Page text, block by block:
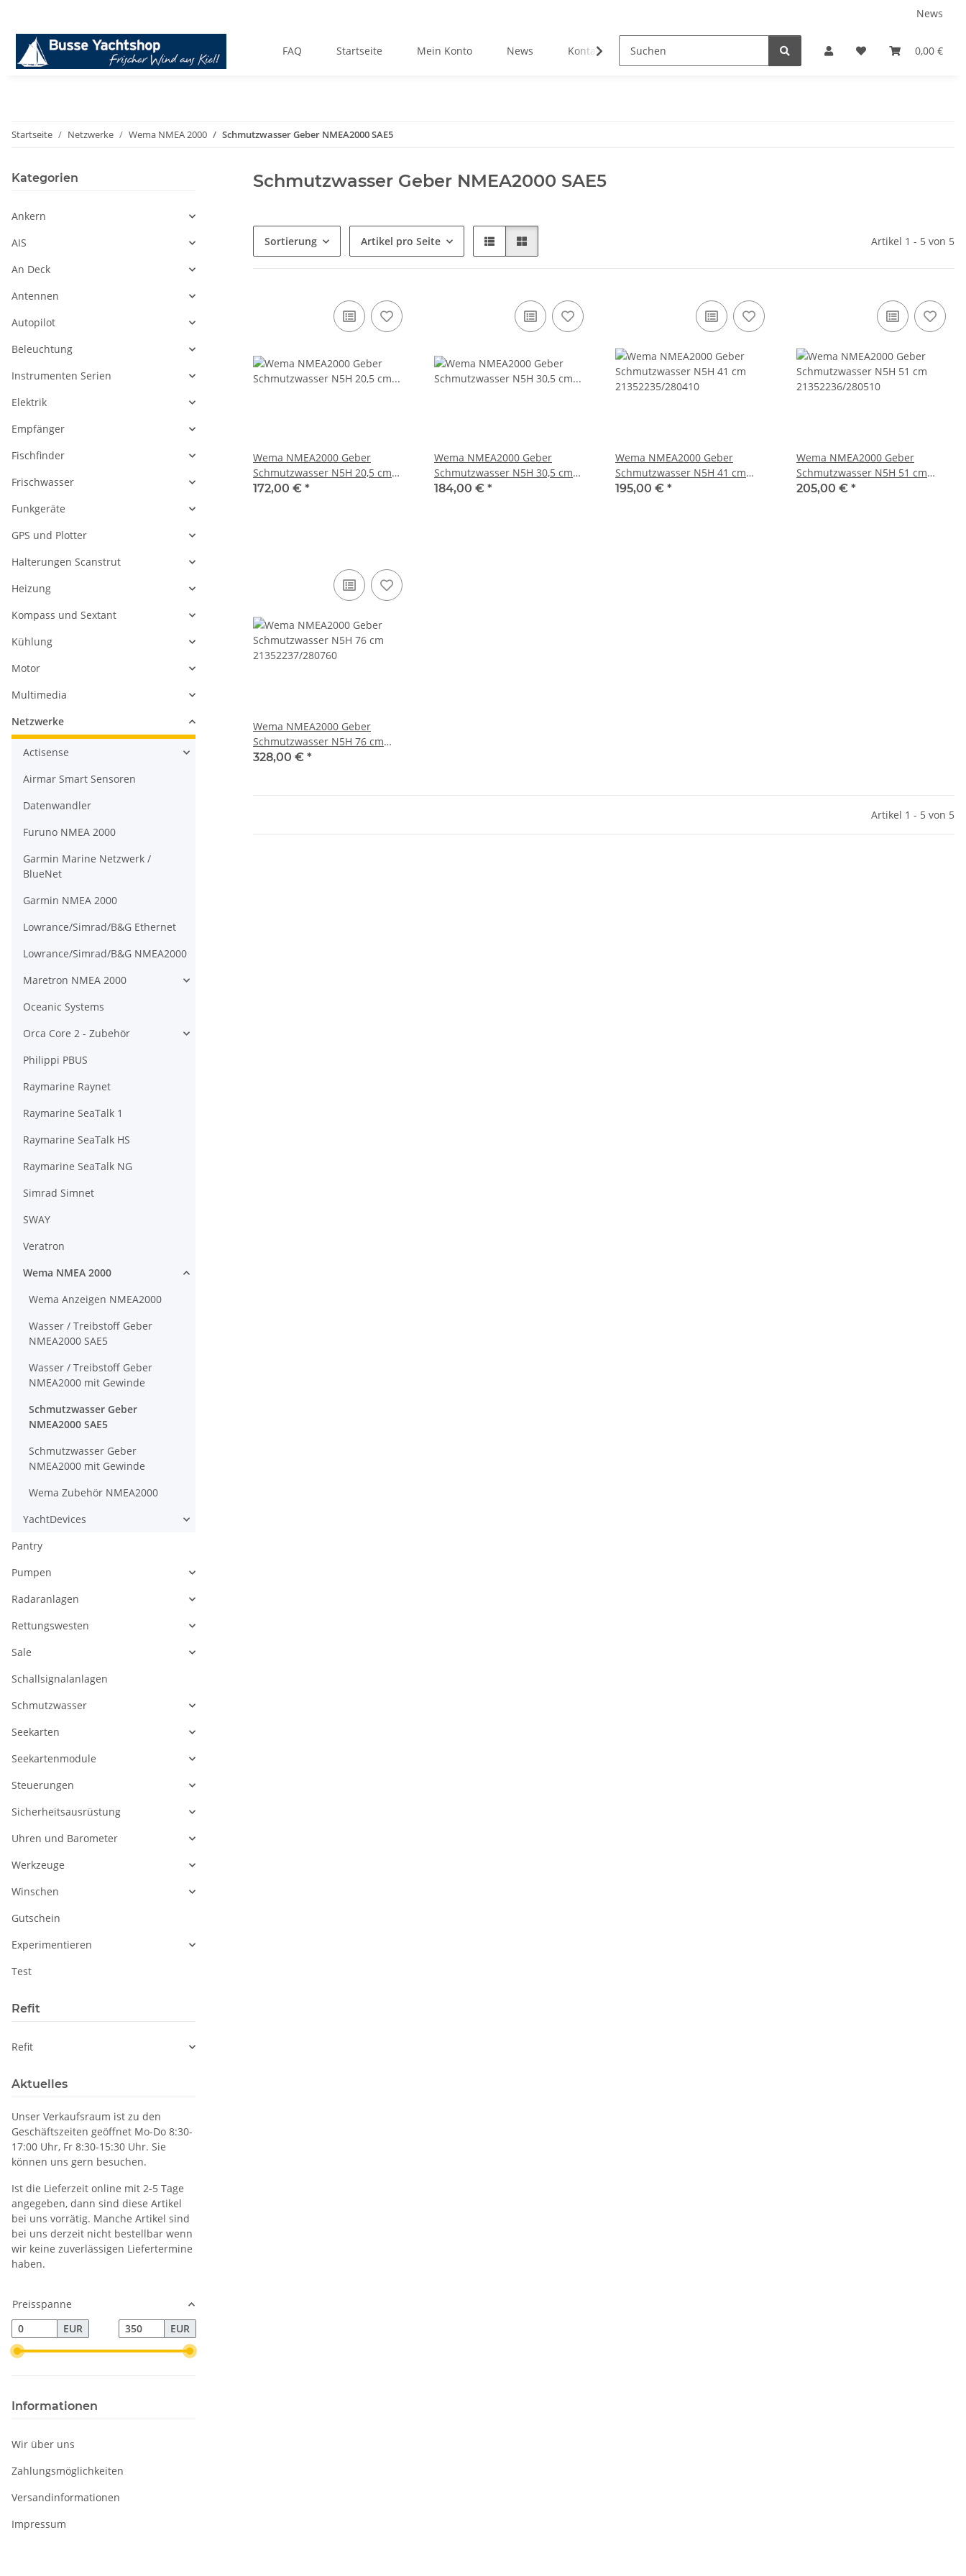
News
0,00 €
FAQ Startseite Mein Konto News Kontakt Karriere
Startseite Netzwerke Wema NMEA 2000 Schmutzwasser Geber NMEA2000 SAE5
Schmutzwasser Geber NMEA2000 SAE5
Sortierung Artikel pro Seite Artikel 1 - 5 von 5
Wema NMEA2000 Geber
Schmutzwasser N5H 20,5 cm
21352233/280205
172,00 € *
Wema NMEA2000 Geber
Schmutzwasser N5H 30,5 cm
21352234/280305
184,00 € *
Wema NMEA2000 Geber
Schmutzwasser N5H 41 cm
21352235/280410
195,00 € *
Wema NMEA2000 Geber
Schmutzwasser N5H 51 cm
21352236/280510
205,00 € *
Wema NMEA2000 Geber
Schmutzwasser N5H 76 cm
21352237/280760
328,00 € *
Artikel 1 - 5 von 5
Kategorien
Ankern
AIS
An Deck
Antennen
Autopilot
Beleuchtung
Instrumenten Serien
Elektrik
Empfänger
Fischfinder
Frischwasser
Funkgeräte
GPS und Plotter
Halterungen Scanstrut
Heizung
Kompass und Sextant
Kühlung
Motor
Multimedia
Netzwerke
Actisense
Airmar Smart Sensoren
Datenwandler
Furuno NMEA 2000
Garmin Marine Netzwerk /
BlueNet
Garmin NMEA 2000
Lowrance/Simrad/B&G Ethernet
Lowrance/Simrad/B&G NMEA2000
Maretron NMEA 2000
Oceanic Systems
Orca Core 2 - Zubehör
Philippi PBUS
Raymarine Raynet
Raymarine SeaTalk 1
Raymarine SeaTalk HS
Raymarine SeaTalk NG
Simrad Simnet
SWAY
Veratron
Wema NMEA 2000
Wema Anzeigen NMEA2000
Wasser / Treibstoff Geber
NMEA2000 SAE5
Wasser / Treibstoff Geber
NMEA2000 mit Gewinde
Schmutzwasser Geber
NMEA2000 SAE5
Schmutzwasser Geber
NMEA2000 mit Gewinde
Wema Zubehör NMEA2000
YachtDevices
Pantry
Pumpen
Radaranlagen
Rettungswesten
Sale
Schallsignalanlagen
Schmutzwasser
Seekarten
Seekartenmodule
Steuerungen
Sicherheitsausrüstung
Uhren und Barometer
Werkzeuge
Winschen
Gutschein
Experimentieren
Test
Refit
Refit
Aktuelles
Unser Verkaufsraum ist zu den
Geschäftszeiten geöffnet Mo-Do 8:30-
17:00 Uhr, Fr 8:30-15:30 Uhr. Sie
können uns gern besuchen.
Ist die Lieferzeit online mit 2-5 Tage
angegeben, dann sind diese Artikel
bei uns vorrätig. Manche Artikel sind
bei uns derzeit nicht bestellbar wenn
wir keine zuverlässigen Liefertermine
haben.
Preisspanne
EUR
EUR
Informationen
Wir über uns
Zahlungsmöglichkeiten
Versandinformationen
Impressum